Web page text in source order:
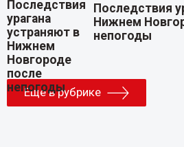
Последствия
Нижнем
непогоды
Еще в рубрике